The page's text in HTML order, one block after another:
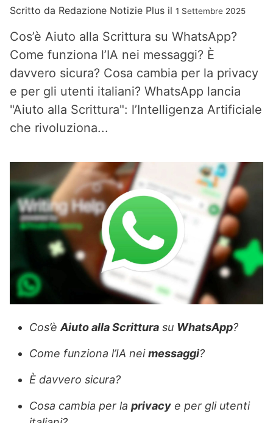
Scritto da Redazione Notizie Plus il 1 Settembre 2025
Cos’è Aiuto alla Scrittura su WhatsApp?
Come funziona l’IA nei messaggi? È
davvero sicura? Cosa cambia per la privacy
e per gli utenti italiani? WhatsApp lancia
"Aiuto alla Scrittura": l’Intelligenza Artificiale
che rivoluziona...
Cos’è Aiuto alla Scrittura su WhatsApp?
Come funziona l’IA neimessaggi?
È davvero sicura?
Cosa cambia per la privacy e per gli utenti